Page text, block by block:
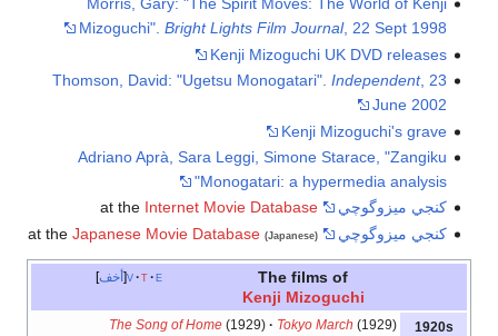
Morris, Gary: "The Spirit Moves: The World of Kenji
Mizoguchi". Bright Lights Film Journal, 22 Sept 1998
Kenji Mizoguchi UK DVD releases
Thomson, David: "Ugetsu Monogatari". Independent, 23
June 2002
Kenji Mizoguchi's grave
Adriano Aprà, Sara Leggi, Simone Starace, "Zangiku
Monogatari: a hypermedia analysis"
كنجي ميزوگوچي
at the
Internet Movie Database
كنجي ميزوگوچي
at the
Japanese Movie Database (Japanese)
أخف v t e
The films of
Kenji Mizoguchi
1920s
The Song of Home(1929) Tokyo March (1929)